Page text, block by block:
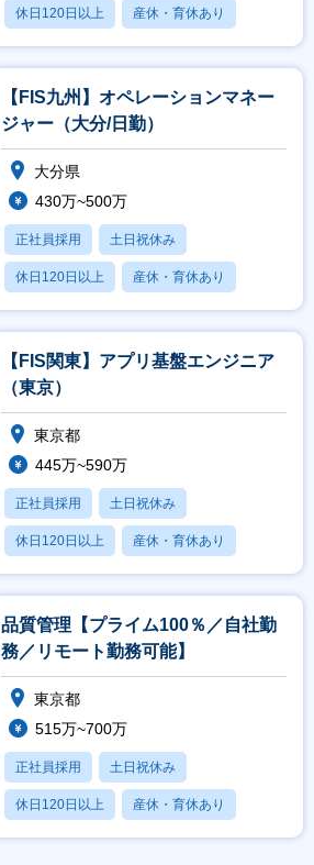
休日120日以上 産休・育休あり
賞与あり
【FIS九州】オペレーションマネー
ジャー（大分/日勤）
大分県
430万~500万
正社員採用 土日祝休み
休日120日以上 産休・育休あり
賞与あり
【FIS関東】アプリ基盤エンジニア
（東京）
東京都
445万~590万
正社員採用 土日祝休み
休日120日以上 産休・育休あり
賞与あり
品質管理【プライム100％／自社勤
務／リモート勤務可能】
東京都
515万~700万
正社員採用 土日祝休み
休日120日以上 産休・育休あり
賞与あり